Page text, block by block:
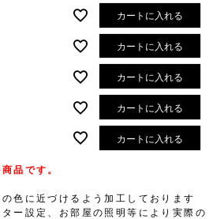
カートに入れる
カートに入れる
カートに入れる
カートに入れる
カートに入れる
品です。
色に近づけるよう加工しております
ー設定、お部屋の照明等により実際の